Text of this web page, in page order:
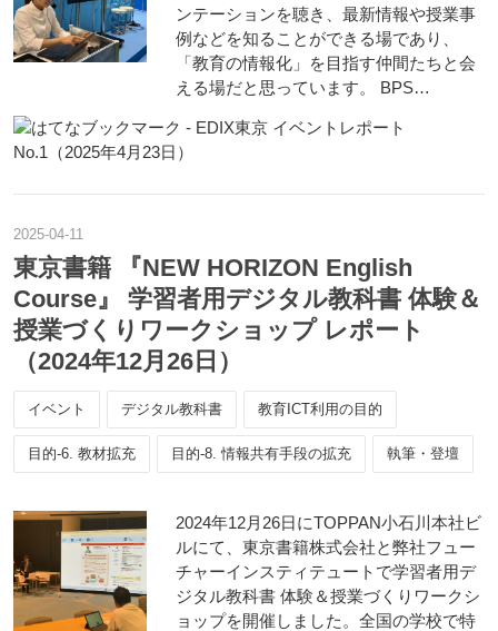
ンテーションを聴き、最新情報や授業事
例などを知ることができる場であり、
「教育の情報化」を目指す仲間たちと会
える場だと思っています。 BPS…
2025-04-11
東京書籍 『NEW HORIZON English
Course』 学習者用デジタル教科書 体験＆
授業づくりワークショップ レポート
（2024年12月26日）
イベント デジタル教科書 教育ICT利用の目的
目的-6. 教材拡充 目的-8. 情報共有手段の拡充 執筆・登壇
2024年12月26日にTOPPAN小石川本社ビ
ルにて、東京書籍株式会社と弊社フュー
チャーインスティテュートで学習者用デ
ジタル教科書 体験＆授業づくりワークシ
ョップを開催しました。全国の学校で特